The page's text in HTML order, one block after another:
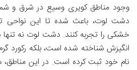
وجود مناطق کویری وسیع در شرق و
دشت لوت، باعث شده تا این نواحی
خشکی را تجربه کنند. دشت لوت نه
انگیزش شناخته شده است، بلکه رکورد
نام خود ثبت کرده است. در این